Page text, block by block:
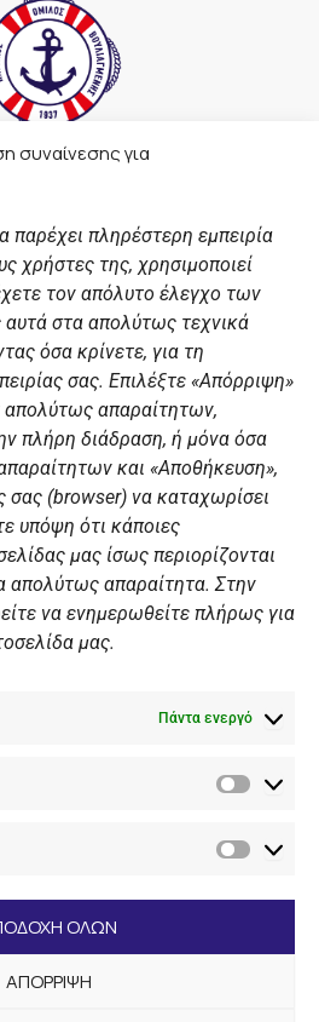
συναίνεσης για
παρέχει πληρέστερη εμπειρία
χρήστες της, χρησιμοποιεί
τον απόλυτο έλεγχο των
αυτά στα απολύτως τεχνικά
όσα κρίνετε, για τη
σας. Επιλέξτε «Απόρριψη»
απαραίτητων,
πλήρη διάδραση, ή μόνα όσα
και «Αποθήκευση»,
(browser) να καταχωρίσει
υπόψη ότι κάποιες
μας ίσως περιορίζονται
απολύτως απαραίτητα. Στην
να ενημερωθείτε πλήρως για
μας.
Πάντα ενεργό
ΟΛΩΝ
ΑΠΟΡΡΙΨΗ
t
a
g
r
a
m
t
u
b
e
n
k
e
d
i
n
Λαιμός Βουλιαγμένης